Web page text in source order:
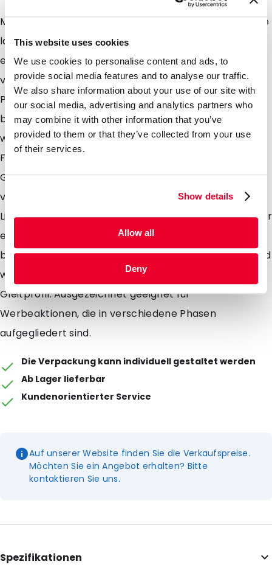
This website uses cookies
We use cookies to personalise content and ads, to
provide social media features and to analyse our traffic.
We also share information about your use of our site with
our social media, advertising and analytics partners who
may combine it with other information that you’ve
provided to them or that they’ve collected from your use
of their services.
Show details
Allow all
Deny
Mit Polypost Kunststofftaschen verfügen Sie über eine
langlebige und sehr strapazierfähige Verpackung mit
einer sehr luxuriösen Ausstrahlung. Da Sie hier aus 9
verschiedenen Designs wählen können, können mit
Polypost-Taschen Werbe- und PR-Aktionen ganz
besonders gut in mehreren Varianten durchgeführt
werden. Die Mitteilung bleibt durch die unveränderte
Form aller Polypost-Taschen erkennbar, aber der
Grad der Beachtung wird erhöht, wenn Sie
verschiedene Designs einsetzen. Optional ist die
Lieferung mit Fenster, hinter das eine Visitenkarte oder
ein Adress-Etikett gesteckt werden kann. Die Etuis
bzw. Taschen lassen sich leicht und einfach öffnen und
wiederverschliessen mit einem Reissverschluss auf
Gleitprofil. Ausgezeichnet geeignet für
Werbeaktionen, die in verschiedene Phasen
aufgegliedert sind.
Die Verpackung kann individuell gestaltet werden
Ab Lager lieferbar
Kundenorientierter Service
Auf unserer Website finden Sie die Verkaufspreise.
Möchten Sie ein Angebot erhalten? Bitte
kontaktieren Sie uns.
Spezifikationen